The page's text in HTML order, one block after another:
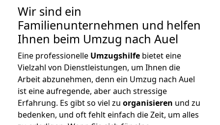
Wir sind ein
Familienunternehmen und helfen
Ihnen beim Umzug nach Auel
Eine professionelle Umzugshilfe bietet eine
Vielzahl von Dienstleistungen, um Ihnen die
Arbeit abzunehmen, denn ein Umzug nach Auel
ist eine aufregende, aber auch stressige
Erfahrung. Es gibt so viel zu organisieren und zu
bedenken, und oft fehlt einfach die Zeit, um alles